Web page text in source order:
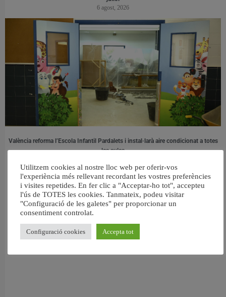
6 agost, 2026
València reforma l’Escola Infantil Pardalets i instal·larà aire condicionat a totes
les aules
Utilitzem cookies al nostre lloc web per oferir-vos
l'experiència més rellevant recordant les vostres preferències
i visites repetides. En fer clic a "Acceptar-ho tot", accepteu
l'ús de TOTES les cookies. Tanmateix, podeu visitar
"Configuració de les galetes" per proporcionar un
consentiment controlat.
Configuració cookies Accepta tot